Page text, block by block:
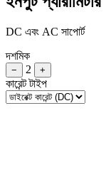
DC এবং AC সাপোর্ট
দশমিক
− 2 +
কারেন্ট টাইপ